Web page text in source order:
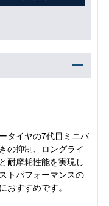
タイヤの7代目ミニバ
の抑制、ロングライ
耐摩耗性能を実現し
トパフォーマンスの
おすすめです。